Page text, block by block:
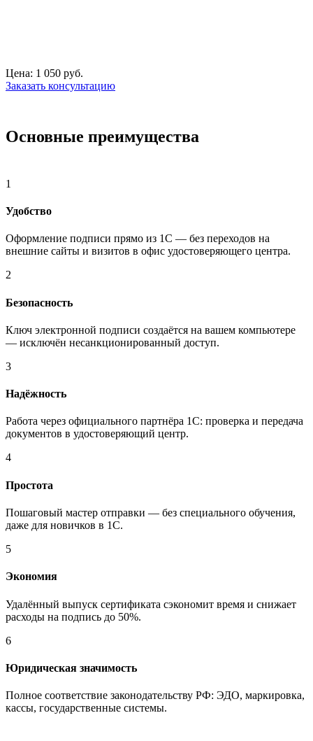
Цена: 1 050 руб.
Заказать консультацию
Основные преимущества
1
Удобство
Оформление подписи прямо из 1С — без переходов на
внешние сайты и визитов в офис удостоверяющего центра.
2
Безопасность
Ключ электронной подписи создаётся на вашем компьютере
— исключён несанкционированный доступ.
3
Надёжность
Работа через официального партнёра 1С: проверка и передача
документов в удостоверяющий центр.
4
Простота
Пошаговый мастер отправки — без специального обучения,
даже для новичков в 1С.
5
Экономия
Удалённый выпуск сертификата сэкономит время и снижает
расходы на подпись до 50%.
6
Юридическая значимость
Полное соответствие законодательству РФ: ЭДО, маркировка,
кассы, государственные системы.